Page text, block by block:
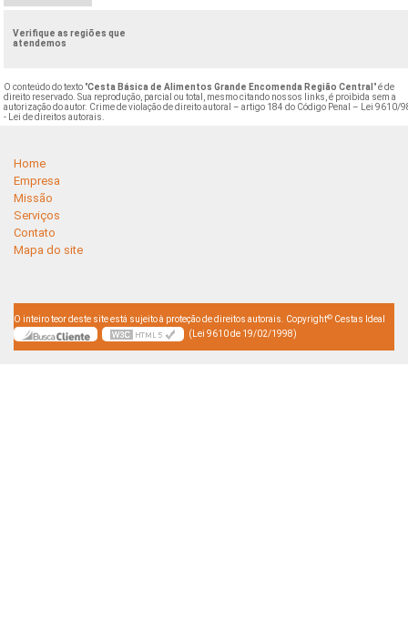
Verifique as regiões que
atendemos
O conteúdo do texto "Cesta Básica de Alimentos Grande Encomenda Região Central " é de
direito reservado. Sua reprodução, parcial ou total, mesmo citando nossos links, é proibida sem a
autorização do autor. Crime de violação de direito autoral – artigo 184 do Código Penal –
Lei 9610/
- Lei de direitos autorais
Home
Empresa
Missão
Serviços
Contato
Mapa do site
O inteiro teor deste site está sujeito à proteção de direitos autorais. Copyright© Cestas Ideal
(Lei 9610 de 19/02/1998)